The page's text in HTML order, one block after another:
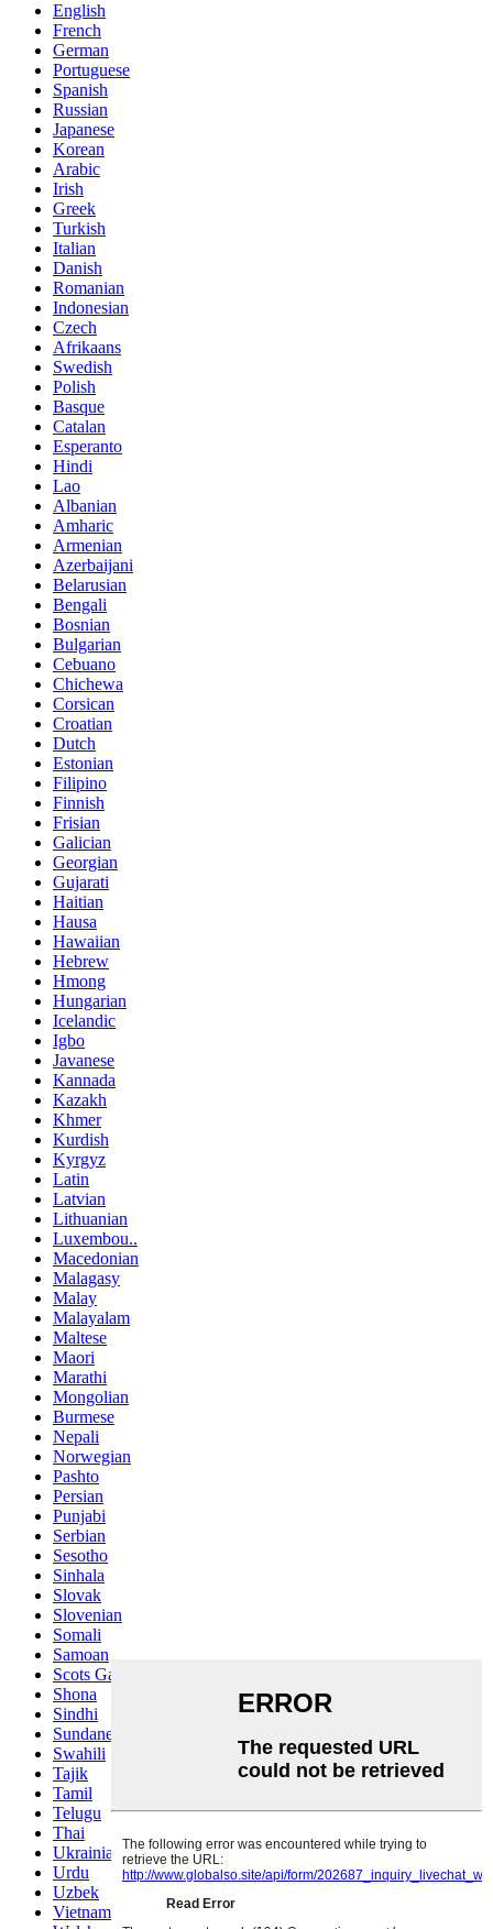
English
French
German
Portuguese
Spanish
Russian
Japanese
Korean
Arabic
Irish
Greek
Turkish
Italian
Danish
Romanian
Indonesian
Czech
Afrikaans
Swedish
Polish
Basque
Catalan
Esperanto
Hindi
Lao
Albanian
Amharic
Armenian
Azerbaijani
Belarusian
Bengali
Bosnian
Bulgarian
Cebuano
Chichewa
Corsican
Croatian
Dutch
Estonian
Filipino
Finnish
Frisian
Galician
Georgian
Gujarati
Haitian
Hausa
Hawaiian
Hebrew
Hmong
Hungarian
Icelandic
Igbo
Javanese
Kannada
Kazakh
Khmer
Kurdish
Kyrgyz
Latin
Latvian
Lithuanian
Luxembou..
Macedonian
Malagasy
Malay
Malayalam
Maltese
Maori
Marathi
Mongolian
Burmese
Nepali
Norwegian
Pashto
Persian
Punjabi
Serbian
Sesotho
Sinhala
Slovak
Slovenian
Somali
Samoan
Scots Gaelic
Shona
Sindhi
Sundanese
Swahili
Tajik
Tamil
Telugu
Thai
Ukrainian
Urdu
Uzbek
Vietnamese